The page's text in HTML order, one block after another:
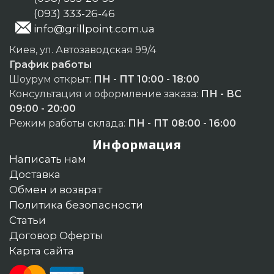
(093) 333-26-46
info@grillpoint.com.ua
Киев, ул. Автозаводская 99/4
График работы
Шоурум открыт: ПН - ПТ 10:00 - 18:00
Консультация и оформление заказа: ПН - ВС
09:00 - 20:00
Режим работы склада: ПН - ПТ 08:00 - 16:00
Информация
Написать нам
Доставка
Обмен и возврат
Политика безопасности
Статьи
Договор Оферты
Карта сайта